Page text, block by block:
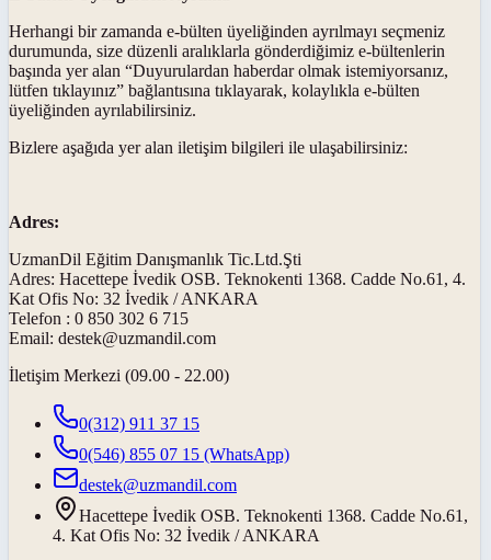
Herhangi bir zamanda e-bülten üyeliğinden ayrılmayı seçmeniz
durumunda, size düzenli aralıklarla gönderdiğimiz e-bültenlerin
başında yer alan “Duyurulardan haberdar olmak istemiyorsanız,
lütfen tıklayınız” bağlantısına tıklayarak, kolaylıkla e-bülten
üyeliğinden ayrılabilirsiniz.
Bizlere aşağıda yer alan iletişim bilgileri ile ulaşabilirsiniz:
Adres:
UzmanDil Eğitim Danışmanlık Tic.Ltd.Şti
Adres: Hacettepe İvedik OSB. Teknokenti 1368. Cadde No.61, 4.
Kat Ofis No: 32 İvedik / ANKARA
Telefon : 0 850 302 6 715
Email: destek@uzmandil.com
İletişim Merkezi (09.00 - 22.00)
0(312) 911 37 15
0(546) 855 07 15 (WhatsApp)
destek@uzmandil.com
Hacettepe İvedik OSB. Teknokenti 1368. Cadde No.61,
4. Kat Ofis No: 32 İvedik / ANKARA